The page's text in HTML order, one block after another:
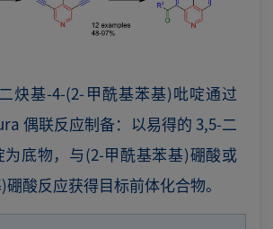
炔基-4-(2-甲酰基苯基)吡啶通过
偶联反应制备：以易得的 3,5-二
为底物，与(2-甲酰基苯基)硼酸或
酸反应获得目标前体化合物。